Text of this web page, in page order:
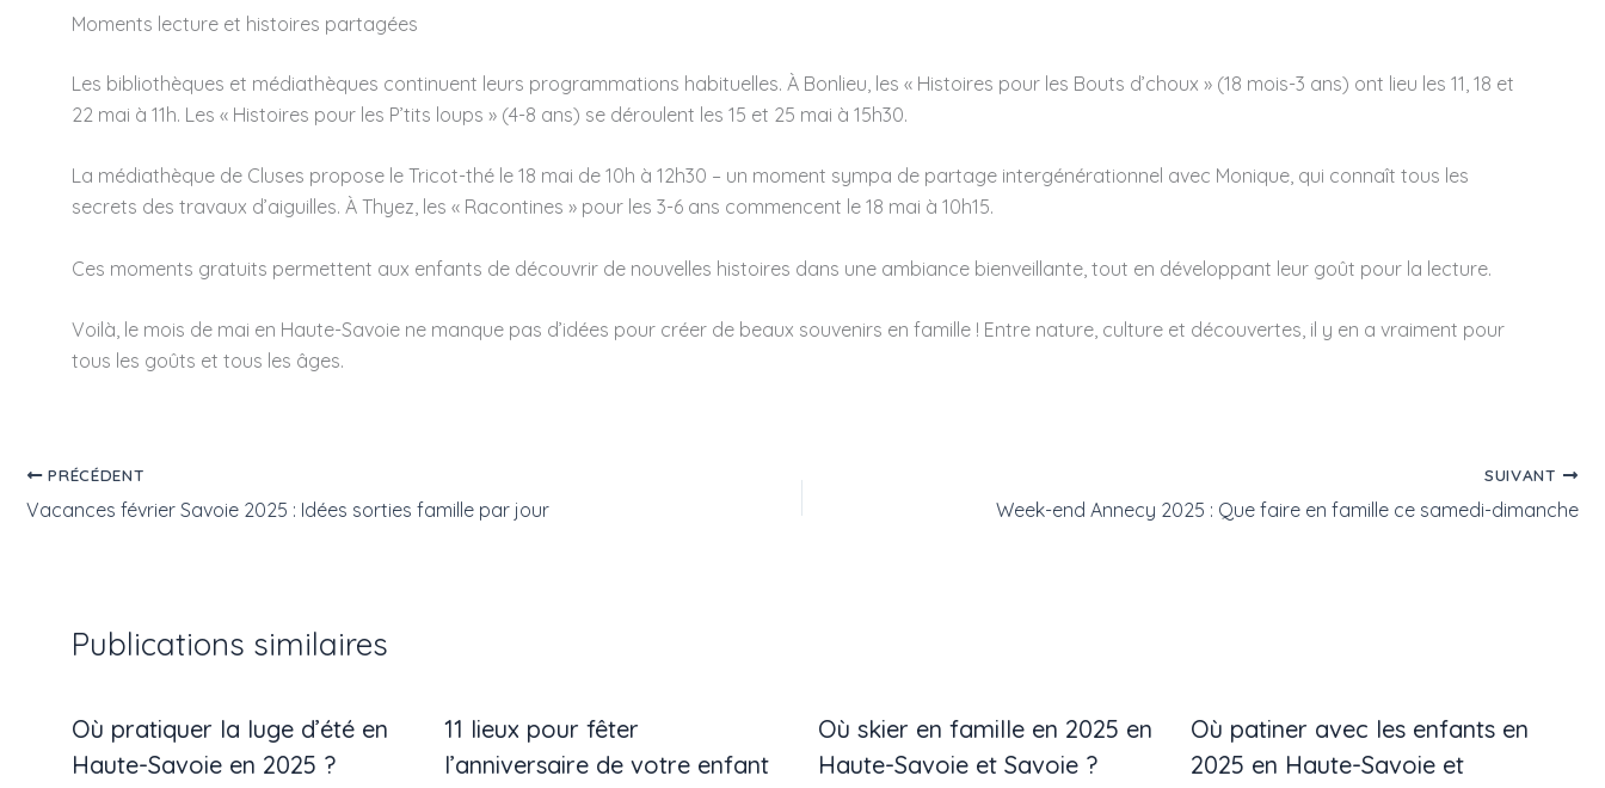
Moments lecture et histoires partagées
Les bibliothèques et médiathèques continuent leurs programmations habituelles. À Bonlieu, les « Histoires pour les Bouts d’choux » (18 mois-3 ans) ont lieu les 11, 18 et
22 mai à 11h. Les « Histoires pour les P’tits loups » (4-8 ans) se déroulent les 15 et 25 mai à 15h30.
La médiathèque de Cluses propose le Tricot-thé le 18 mai de 10h à 12h30 – un moment sympa de partage intergénérationnel avec Monique, qui connaît tous les
secrets des travaux d’aiguilles. À Thyez, les « Racontines » pour les 3-6 ans commencent le 18 mai à 10h15.
Ces moments gratuits permettent aux enfants de découvrir de nouvelles histoires dans une ambiance bienveillante, tout en développant leur goût pour la lecture.
Voilà, le mois de mai en Haute-Savoie ne manque pas d’idées pour créer de beaux souvenirs en famille ! Entre nature, culture et découvertes, il y en a vraiment pour
tous les goûts et tous les âges.
PRÉCÉDENT
Vacances février Savoie 2025 : Idées sorties famille par jour
SUIVANT
Week-end Annecy 2025 : Que faire en famille ce samedi-dimanche
Publications similaires
Où pratiquer la luge d’été en
Haute-Savoie en 2025 ?
11 lieux pour fêter
l’anniversaire de votre enfant
Où skier en famille en 2025 en
Haute-Savoie et Savoie ?
Où patiner avec les enfants en
2025 en Haute-Savoie et